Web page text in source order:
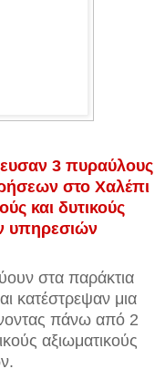
3 πυραύλους
στο Χαλέπι
και δυτικούς
υπηρεσιών
στα παράκτια
κατέστρεψαν μια
πάνω από 2
αξιωματικούς